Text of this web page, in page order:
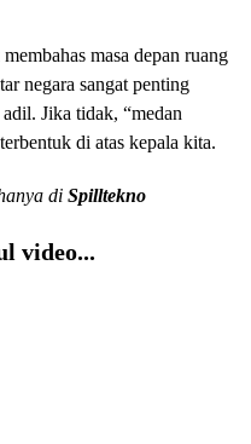
masa depan ruang
negara sangat penting
Jika tidak, “medan
di atas kepala kita.
di Spilltekno
video...